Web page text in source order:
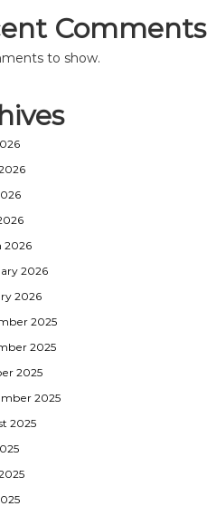
Comments
to show.
2026
2026
2026
2025
2025
2025
2025
2025